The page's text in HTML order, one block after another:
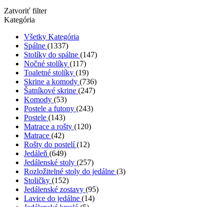
Zatvoriť filter
Kategória
Všetky Kategória
Spálne (1337)
Stolíky do spálne (147)
Nočné stolíky (117)
Toaletné stolíky (19)
Skrine a komody (736)
Šatníkové skrine (247)
Komody (53)
Postele a futony (243)
Postele (143)
Matrace a rošty (120)
Matrace (42)
Rošty do postelí(12)
Jedáleň (649)
Jedálenské stoly (257)
Rozložitelné stoly do jedálne (3)
Stoličky (152)
Jedálenské zostavy (95)
Lavice do jedálne (14)